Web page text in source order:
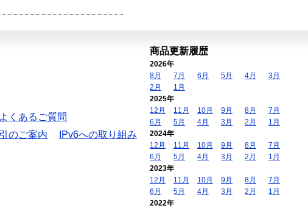
よくあるご質問
のご案内
IPv6への取り組み
商品更新履歴
2026年
8月
7月 6月 5月 4月
3月
2月
1月
2025年
12月
11月 10月 9月 8月
7月
6月
5月 4月 3月 2月
1月
2024年
12月
11月 10月 9月 8月
7月
6月
5月 4月 3月 2月
1月
2023年
12月
11月 10月 9月 8月
7月
6月
5月 4月 3月 2月
1月
2022年